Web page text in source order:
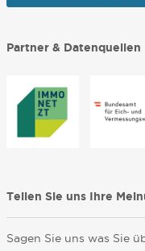
Partner & Datenquellen
Teilen Sie uns Ihre
Sagen Sie uns was Sie